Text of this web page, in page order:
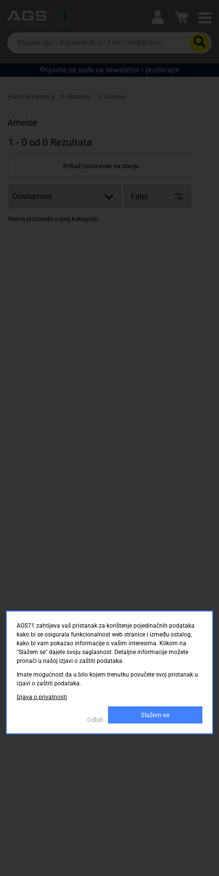
Ova postavka prilagođava asortiman proizvoda i
cijene vašim potrebama.
Da
biste
potražili
proizvod,
unesite
riječ,
EAN
serijski
Prijavite se sada na newsletter i profitirajte
Početna stranica Brendovi Ameise
Ameise
1 - 0 od 0 Rezultata
Prikaži proizvode na stanju
Filter
Nema proizvoda u ovoj kategoriji.
AGS71 zahtijeva vaš pristanak za korištenje pojedinačnih podataka
kako bi se osigurala funkcionalnost web stranice i između ostalog,
kako bi vam pokazao informacije o vašim interesima. Klikom na
"Slažem se" dajete svoju saglasnost. Detaljne informacije možete
pronaći u našoj izjavi o zaštiti podataka.
Imate mogućnost da u bilo kojem trenutku povučete svoj pristanak u
izjavi o zaštiti podataka.
Izjava o privatnosti
Odbiti
Slažem se